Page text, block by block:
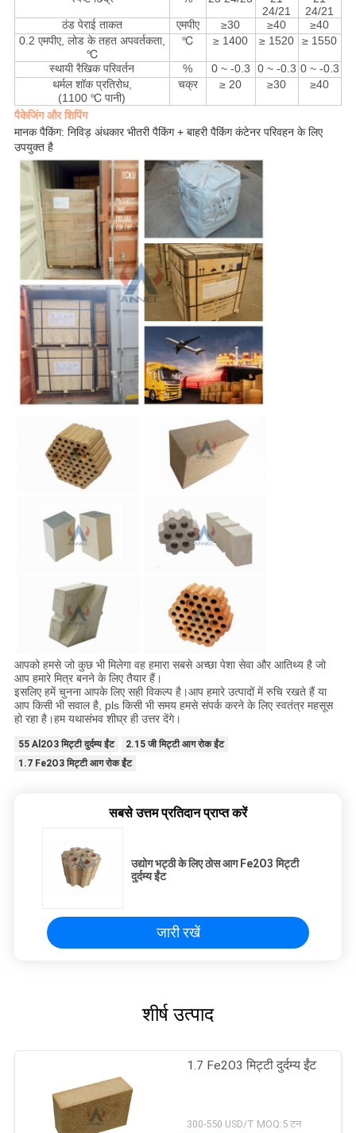
24/21
24/21
ठंड पेराई ताकत
एमपीए ≥30 ≥40
≥40
0.2 एमपीए, लोड के तहत अपवर्तकता,
℃
℃ ≥ 1400 ≥ 1520 ≥ 1550
स्थायी रैखिक परिवर्तन % 0 ~ -0.3 0 ~ -0.3 0 ~ -0.3
थर्मल शॉक प्रतिरोध,
(1100 ℃ पानी)
चक्र ≥ 20 ≥30 ≥40
पैकेजिंग और शिपिंग
मानक पैकिंग: निविड़ अंधकार भीतरी पैकिंग + बाहरी पैकिंग कंटेनर परिवहन के लिए
उपयुक्त है
आपको हमसे जो कुछ भी मिलेगा वह हमारा सबसे अच्छा पेशा सेवा और आतिथ्य है जो
आप हमारे मित्र बनने के लिए तैयार हैं।
इसलिए हमें चुनना आपके लिए सही विकल्प है।आप हमारे उत्पादों में रुचि रखते हैं या
आप किसी भी सवाल है, pls किसी भी समय हमसे संपर्क करने के लिए स्वतंत्र महसूस
हो रहा है।हम यथासंभव शीघ्र ही उत्तर देंगे।
55 Al2O3 मिट्टी दुर्दम्य ईंट
2.15 जी मिट्टी आग रोक ईंट
1.7 Fe2O3 मिट्टी आग रोक ईंट
सबसे उत्तम प्रतिदान प्राप्त करें
उद्योग भट्ठी के लिए ठोस आग Fe2O3 मिट्टी
दुर्दम्य ईंट
जारी रखें
शीर्ष उत्पाद
1.7 Fe2O3 मिट्टी दुर्दम्य ईंट
300-550 USD/T MOQ:5 टन